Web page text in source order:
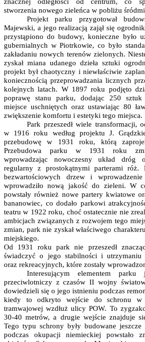
stworzenia nowego zieleńca w pobliżu
Projekt parku przygotował
Majewski, a jego realizacją zajął się
przystąpiono do budowy, konieczne było
gubernialnych w Piotrkowie, co było
zakładaniu nowych terenów zielonych.
zyskał miana udanego dzieła sztuki
projekt był chaotyczny i niewłaściwie
koniecznością przeprowadzania licznych
kolejnych latach. W 1897 roku podjęto
poprawę stanu parku, dodając 250
miejsce uschniętych oraz ustawiając 80
zwiększenie komfortu i estetyki tego miejsca.
Park przeszedł wiele transformacji,
w 1916 roku według projektu J.
przebudowę w 1931 roku, którą
Przebudowa parku w 1931 roku
wprowadzając nowoczesny układ dróg
regularny z prostokątnymi parterami róż.
bezwartościowych drzew i
wprowadziło nową jakość do zieleni. W
powstały również nowe partery kwiatowe
bananowiec, co dodało parkowi
teatru w 1922 roku, choć ostatecznie nie
ambicjach związanych z rozwojem tego
zmian, park nie zyskał właściwego
miejskiego.
Od 1931 roku park nie przeszedł
świadczyć o jego stabilności i utrzymaniu
oraz rekreacyjnych, które zostały
Interesującym elementem
przeciwlotniczy z czasów II wojny
dowiedzieli się o jego istnieniu podczas
kiedy to odkryto wejście do schronu
tramwajowej wzdłuż ulicy POW. To
30-40 metrów, a drugie wejście znajduje
Tego typu schrony były budowane
podczas okupacji niemieckiej powstało